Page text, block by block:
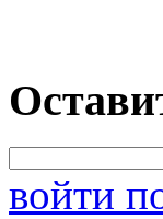
войти